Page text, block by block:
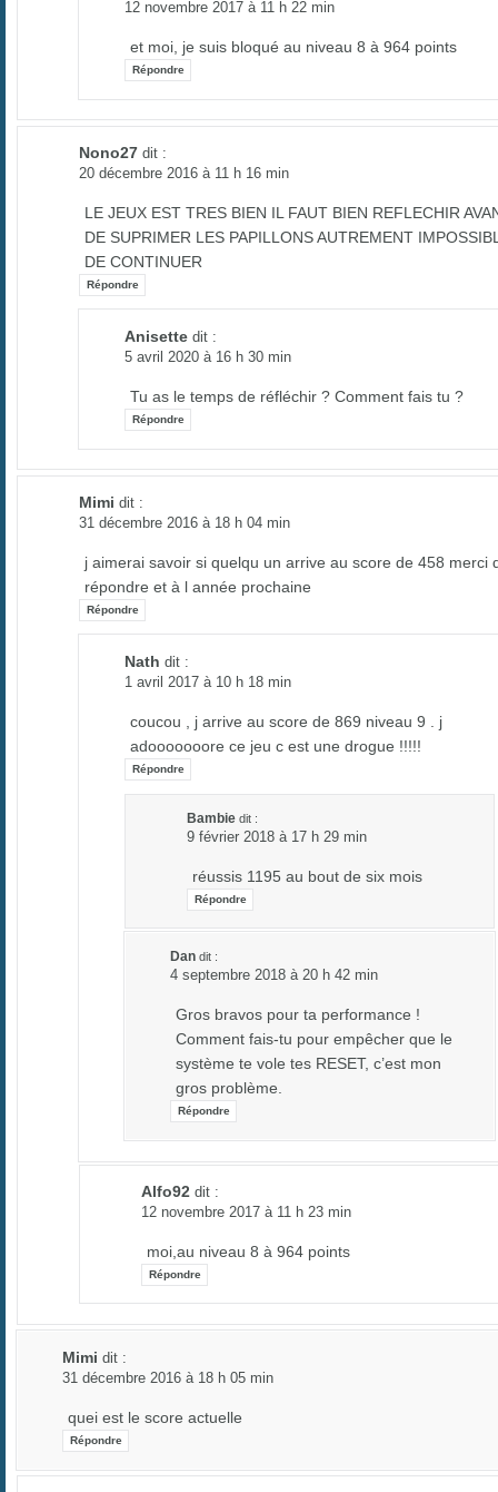
12 novembre 2017 à 11 h 22 min
et moi, je suis bloqué au niveau 8 à 964 points
Répondre
Nono27 dit :
20 décembre 2016 à 11 h 16 min
LE JEUX EST TRES BIEN IL FAUT BIEN REFLECHIR
DE SUPRIMER LES PAPILLONS AUTREMENT
DE CONTINUER
Répondre
Anisette dit :
5 avril 2020 à 16 h 30 min
Tu as le temps de réfléchir ? Comment fais tu ?
Répondre
Mimi dit :
31 décembre 2016 à 18 h 04 min
j aimerai savoir si quelqu un arrive au score de 458 merci
répondre et à l année prochaine
Répondre
Nath dit :
1 avril 2017 à 10 h 18 min
coucou , j arrive au score de 869 niveau 9 . j
adooooooore ce jeu c est une drogue !!!!!
Répondre
Bambie dit :
9 février 2018 à 17 h 29 min
réussis 1195 au bout de six mois
Répondre
Dan dit :
4 septembre 2018 à 20 h 42 min
Gros bravos pour ta performance !
Comment fais-tu pour empêcher que le
système te vole tes RESET, c’est mon
gros problème.
Répondre
Alfo92 dit :
12 novembre 2017 à 11 h 23 min
moi,au niveau 8 à 964 points
Répondre
Mimi dit :
31 décembre 2016 à 18 h 05 min
quei est le score actuelle
Répondre